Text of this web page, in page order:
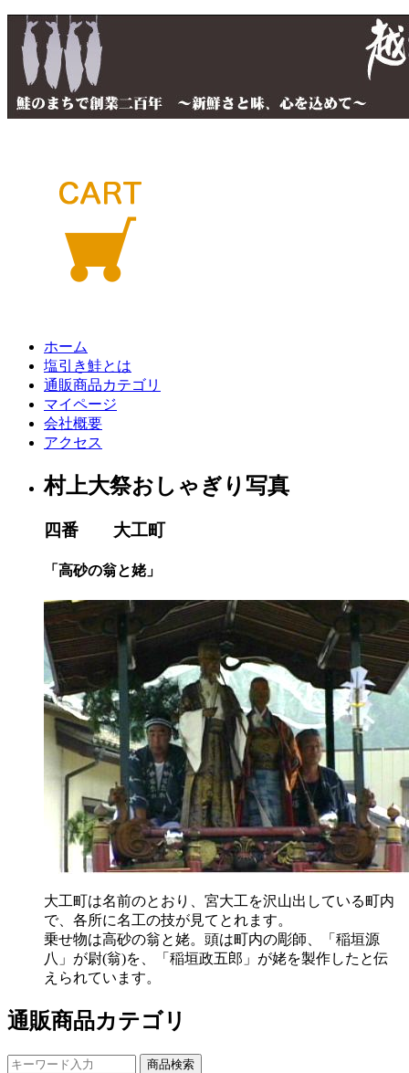
ホーム
塩引き鮭とは
通販商品カテゴリ
マイページ
会社概要
アクセス
村上大祭おしゃぎり写真
四番 大工町
「高砂の翁と姥」
大工町は名前のとおり、宮大工を沢山出している町内
で、各所に名工の技が見てとれます。
乗せ物は高砂の翁と姥。頭は町内の彫師、「稲垣源
八」が尉(翁)を、「稲垣政五郎」が姥を製作したと伝
えられています。
通販商品カテゴリ